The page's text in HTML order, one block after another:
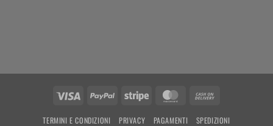
Visa PayPal Stripe MasterCard
Delivery
TERMINI E CONDIZIONI PRIVACY PAGAMENTI SPEDIZIONI